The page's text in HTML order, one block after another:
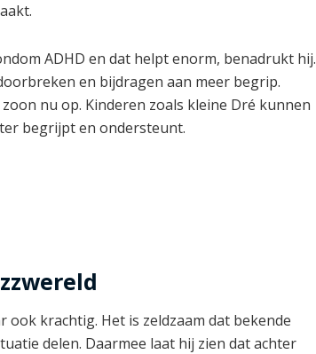
ADHD en dat helpt enorm, benadrukt hij.
en bijdragen aan meer begrip.
nu op. Kinderen zoals kleine Dré kunnen
begrijpt en ondersteunt.
ook krachtig. Het is zeldzaam dat bekende
delen. Daarmee laat hij zien dat achter